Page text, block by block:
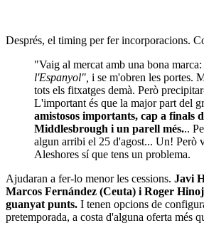
Després, el timing per fer incorporacions.
"Vaig al mercat amb una bona marca:
l'Espanyol", i se m'obren les portes.
tots els fitxatges demà. Però
L'important és que la major part del
amistosos importants, cap a finals
Middlesbrough i un parell més...
algun arribi el 25 d'agost... Un! Però
Aleshores sí que tens un problema.
Ajudaran a fer-lo menor les cessions. Javi
Marcos Fernández (Ceuta) i Roger
guanyat punts. I tenen opcions de
pretemporada, a costa d'alguna oferta més